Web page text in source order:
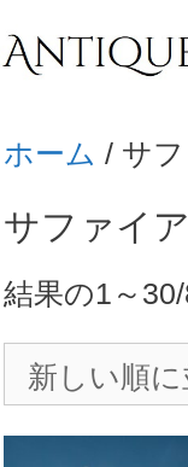
ン
ン
ツ
へ
ス
キ
プ
ホーム / サ
サファイア
結果の1～